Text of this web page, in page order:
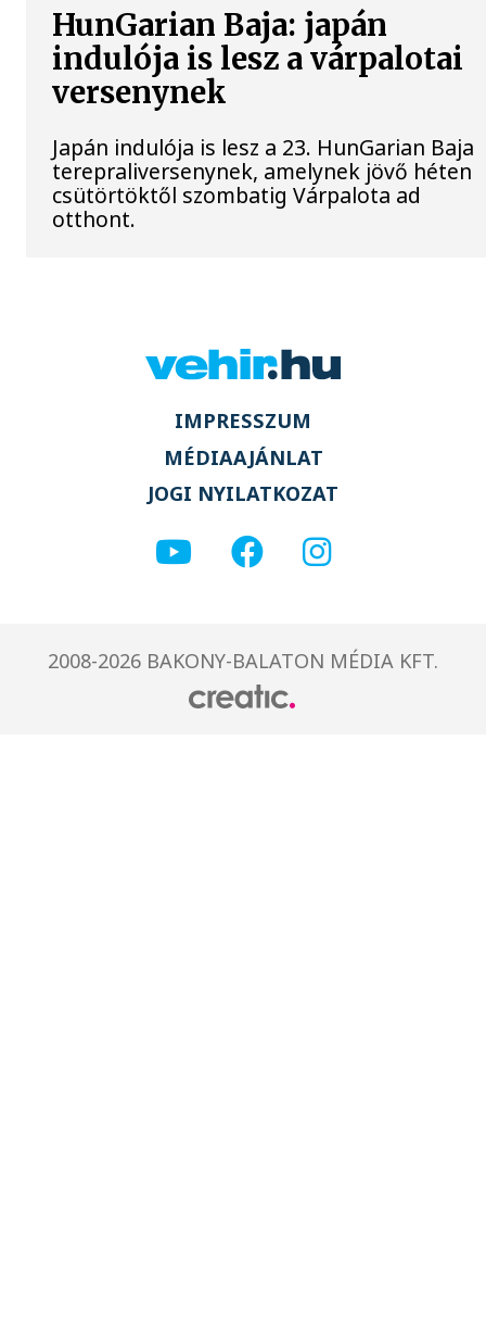
HunGarian Baja: japán
indulója is lesz a várpalotai
versenynek
Japán indulója is lesz a 23. HunGarian Baja
terepraliversenynek, amelynek jövő héten
csütörtöktől szombatig Várpalota ad
otthont.
IMPRESSZUM
MÉDIAAJÁNLAT
JOGI NYILATKOZAT
2008-2026 BAKONY-BALATON MÉDIA KFT.